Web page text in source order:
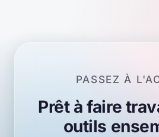
PASSEZ À
Prêt à faire
outils